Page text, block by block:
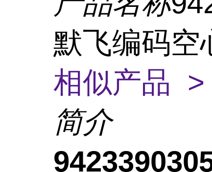
默飞编码空
相似产品 >
简介